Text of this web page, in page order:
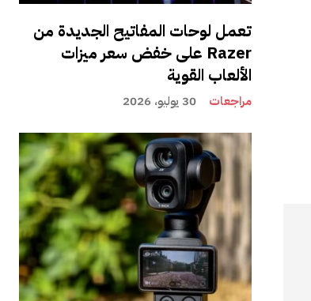
تعمل لوحات المفاتيح الجديدة من
Razer على خفض سعر ميزات
الألعاب القوية
مراجعات 30 يوليو، 2026